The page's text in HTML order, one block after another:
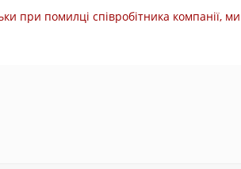
при помилці співробітника